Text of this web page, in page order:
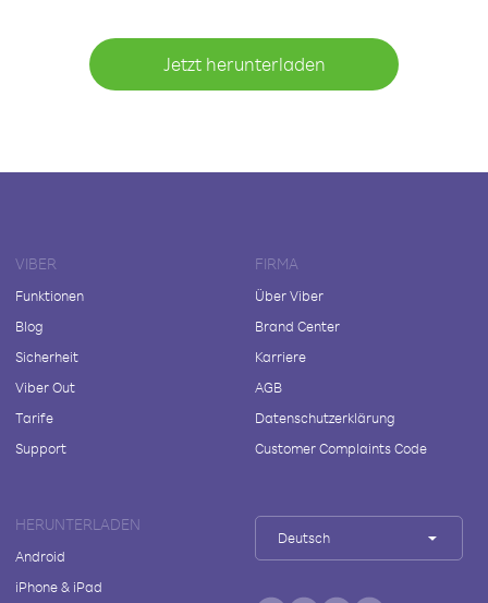
Jetzt herunterladen
VIBER
Funktionen
Blog
Sicherheit
Viber Out
Tarife
Support
FIRMA
Über Viber
Brand Center
Karriere
AGB
Datenschutzerklärung
Customer Complaints Code
HERUNTERLADEN
Android
iPhone & iPad
Deutsch